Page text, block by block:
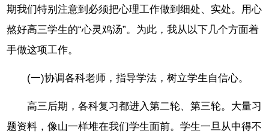
期我们特别注意到必须把心理工作做到细处、实处。用心
熬好高三学生的“心灵鸡汤”。为此，我从以下几个方面着
手做这项工作。
(一)协调各科老师，指导学法，树立学生自信心。
高三后期，各科复习都进入第二轮、第三轮。大量习
题资料，像山一样堆在我们学生面前。学生一旦从中得不